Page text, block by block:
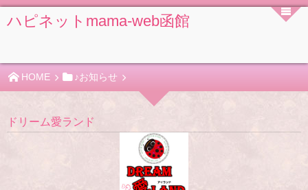
ハピネットmama-web函館
HOME ♪お知らせ
ドリーム愛ランド